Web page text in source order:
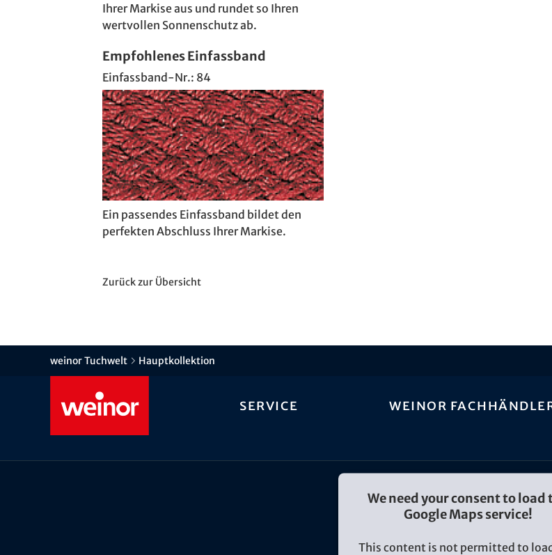
Ihrer Markise aus und rundet so Ihren
wertvollen Sonnenschutz ab.
Empfohlenes Einfassband
Einfassband-Nr.: 84
Ein passendes Einfassband bildet den
perfekten Abschluss Ihrer Markise.
Zurück zur Übersicht
weinor Tuchwelt Hauptkollektion
Service weinor
We need your consent to load
Google Maps service!
This content is not permitted to